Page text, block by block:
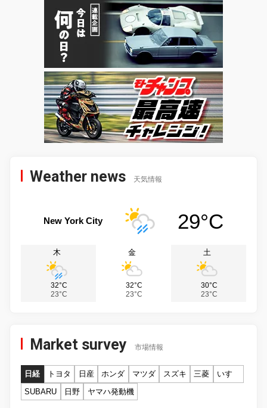
Weather news 天気情報
New York City 29°C
木
32°C
23°C
金
32°C
23°C
土
30°C
23°C
Market survey 市場情報
日経 トヨタ 日産 ホンダ マツダ スズキ 三菱
いすゞ
SUBARU
日野 ヤマハ発動機